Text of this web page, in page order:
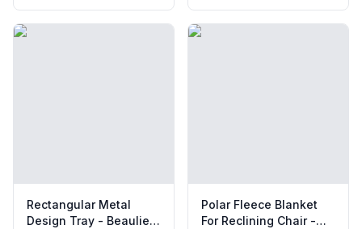
Rectangular Metal
Design Tray - Beaulieu
Polar Fleece Blanket
For Reclining Chair -